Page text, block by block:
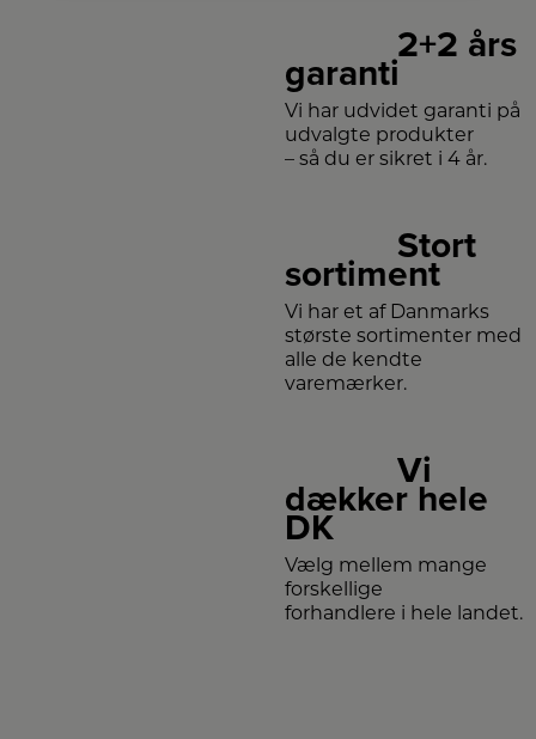
2+2 års
garanti
Vi har udvidet garanti på
udvalgte produkter
– så du er sikret i 4 år.
Stort
sortiment
Vi har et af Danmarks
største sortimenter med
alle de kendte
varemærker.
Vi
dækker hele
DK
Vælg mellem mange
forskellige
forhandlere i hele landet.